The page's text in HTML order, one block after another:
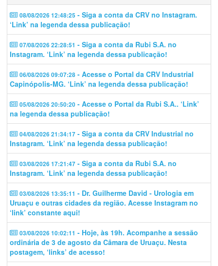
08/08/2026 12:48:25 - Siga a conta da CRV no Instagram.
‘Link’ na legenda dessa publicação!
07/08/2026 22:28:51 - Siga a conta da Rubi S.A. no
Instagram. ‘Link’ na legenda dessa publicação!
06/08/2026 09:07:28 - Acesse o Portal da CRV Industrial
Capinópolis-MG. ‘Link’ na legenda dessa publicação!
05/08/2026 20:50:20 - Acesse o Portal da Rubi S.A.. ‘Link’
na legenda dessa publicação!
04/08/2026 21:34:17 - Siga a conta da CRV Industrial no
Instagram. ‘Link’ na legenda dessa publicação!
03/08/2026 17:21:47 - Siga a conta da Rubi S.A. no
Instagram. ‘Link’ na legenda dessa publicação!
03/08/2026 13:35:11 - Dr. Guilherme David - Urologia em
Uruaçu e outras cidades da região. Acesse Instagram no
‘link’ constante aqui!
03/08/2026 10:02:11 - Hoje, às 19h. Acompanhe a sessão
ordinária de 3 de agosto da Câmara de Uruaçu. Nesta
postagem, ‘links’ de acesso!